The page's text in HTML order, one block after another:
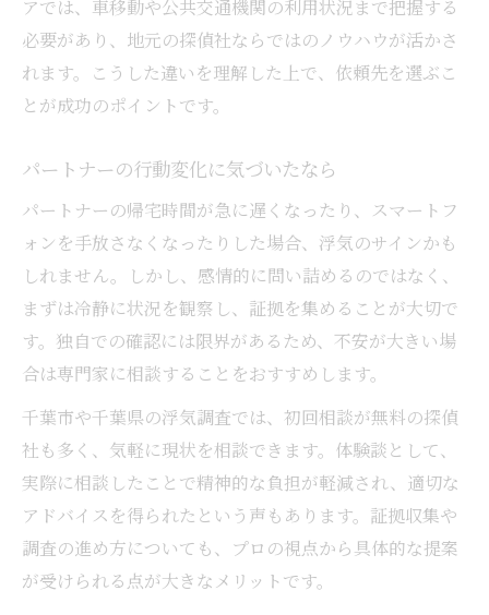
アでは、車移動や公共交通機関の利用状況まで把握する
必要があり、地元の探偵社ならではのノウハウが活かさ
れます。こうした違いを理解した上で、依頼先を選ぶこ
とが成功のポイントです。
パートナーの行動変化に気づいたなら
パートナーの帰宅時間が急に遅くなったり、スマートフ
ォンを手放さなくなったりした場合、浮気のサインかも
しれません。しかし、感情的に問い詰めるのではなく、
まずは冷静に状況を観察し、証拠を集めることが大切で
す。独自での確認には限界があるため、不安が大きい場
合は専門家に相談することをおすすめします。
千葉市や千葉県の浮気調査では、初回相談が無料の探偵
社も多く、気軽に現状を相談できます。体験談として、
実際に相談したことで精神的な負担が軽減され、適切な
アドバイスを得られたという声もあります。証拠収集や
調査の進め方についても、プロの視点から具体的な提案
が受けられる点が大きなメリットです。